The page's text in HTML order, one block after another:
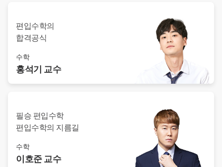
이호준 교수님
편입수학의
합격공식
수학
홍석기 교수
필승 편입수학
편입수학의 지름길
수학
이호준교수